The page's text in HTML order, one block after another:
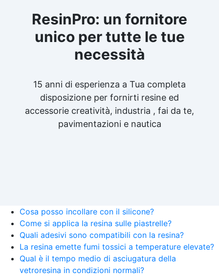
ResinPro: un fornitore
unico per tutte le tue
necessità
15 anni di esperienza a Tua completa
disposizione per fornirti resine ed
accessorie creatività, industria , fai da te,
pavimentazioni e nautica
Cosa posso incollare con il silicone?
Come si applica la resina sulle piastrelle?
Quali adesivi sono compatibili con la resina?
La resina emette fumi tossici a temperature elevate?
Qual è il tempo medio di asciugatura della
vetroresina in condizioni normali?